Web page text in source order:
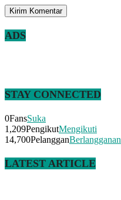
ADS
STAY CONNECTED
0FansSuka
1,209PengikutMengikuti
14,700PelangganBerlangganan
LATEST ARTICLE